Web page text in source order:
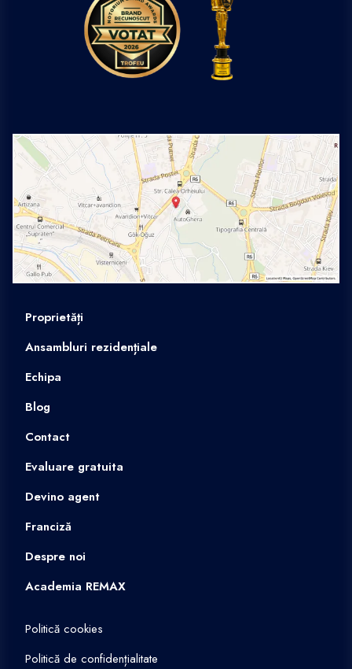
Proprietăți
Ansambluri rezidențiale
Echipa
Blog
Contact
Evaluare gratuita
Devino agent
Franciză
Despre noi
Academia REMAX
Politică cookies
Politică de confidențialitate